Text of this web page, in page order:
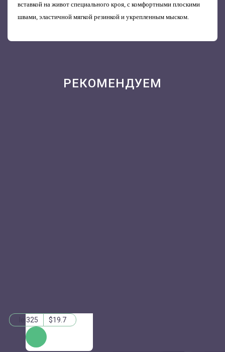
вставкой на живот специального кроя, с комфортными плоскими
швами, эластичной мягкой резинкой и укрепленным мыском.
РЕКОМЕНДУЕМ
lei325 $19.7
КУПИТЬ